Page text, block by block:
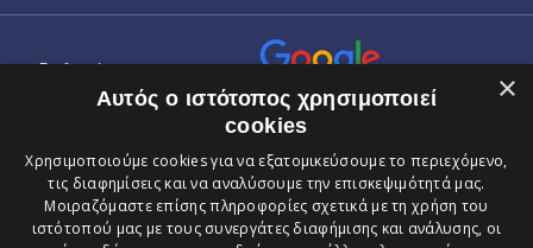
Αξιολογήστε μας στη
Google
ΔΙΑΣΥΝΟΡΙΑΚΕΣ
×
Αυτός ο ιστότοπος χρησιμοποιεί
cookies
Χρησιμοποιούμε cookies για να εξατομικεύσουμε το περιεχόμενο,
τις διαφημίσεις και να αναλύσουμε την επισκεψιμότητά μας.
Μοιραζόμαστε επίσης πληροφορίες σχετικά με τη χρήση του
ιστότοπού μας με τους συνεργάτες διαφήμισης και ανάλυσης, οι